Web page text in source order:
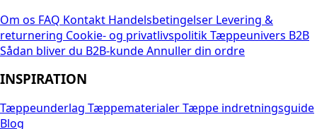
Om os FAQ Kontakt Handelsbetingelser Levering &
returnering Cookie- og privatlivspolitikTæppeunivers B2B
Sådan bliver du B2B-kundeAnnuller din ordre
INSPIRATION
Tæppeunderlag TæppematerialerTæppe indretningsguide
Blog